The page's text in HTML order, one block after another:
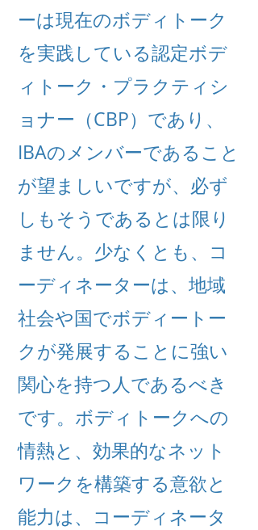
ーは現在のボディトーク
を実践している認定ボデ
ィトーク・プラクティシ
ョナー（CBP）であり、
IBAのメンバーであること
が望ましいですが、必ず
しもそうであるとは限り
ません。少なくとも、コ
ーディネーターは、地域
社会や国でボディートー
クが発展することに強い
関心を持つ人であるべき
です。ボディトークへの
情熱と、効果的なネット
ワークを構築する意欲と
能力は、コーディネータ